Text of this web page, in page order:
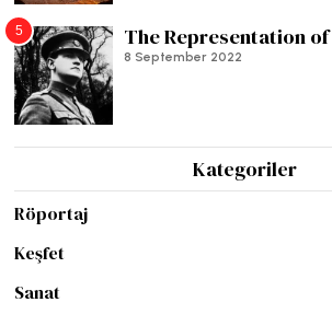
5 The Representation
8 September 2022
Kategoriler
Röportaj
Keşfet
Sanat